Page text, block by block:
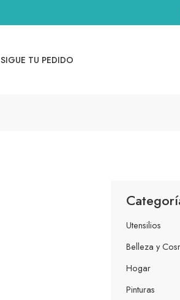
SIGUE TU PEDIDO
Utensilios
Belleza y
Hogar
Pinturas